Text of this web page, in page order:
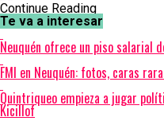
Continue Reading
Te va a interesar
Neuquén ofrece un piso salarial
FMI en Neuquén: fotos, caras
Quintriqueo empieza a jugar
Kicillof